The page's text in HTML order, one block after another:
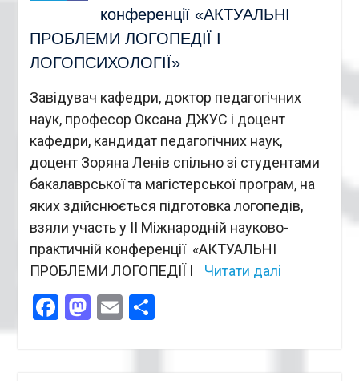
конференції «АКТУАЛЬНІ
ПРОБЛЕМИ ЛОГОПЕДІЇ І
ЛОГОПСИХОЛОГІЇ»
Завідувач кафедри, доктор педагогічних
наук, професор Оксана ДЖУС і доцент
кафедри, кандидат педагогічних наук,
доцент Зоряна Ленів спільно зі студентами
бакалаврської та магістерської програм, на
яких здійснюється підготовка логопедів,
взяли участь у ІІ Міжнародній науково-
практичній конференції «АКТУАЛЬНІ
ПРОБЛЕМИ ЛОГОПЕДІЇ І
Читати далі
Facebook
Mastodon
EmailПоділитися